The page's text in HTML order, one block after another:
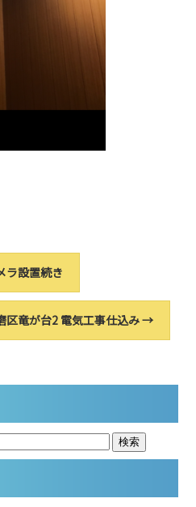
ラ設置続き
区竜が台2 電気工事仕込み→